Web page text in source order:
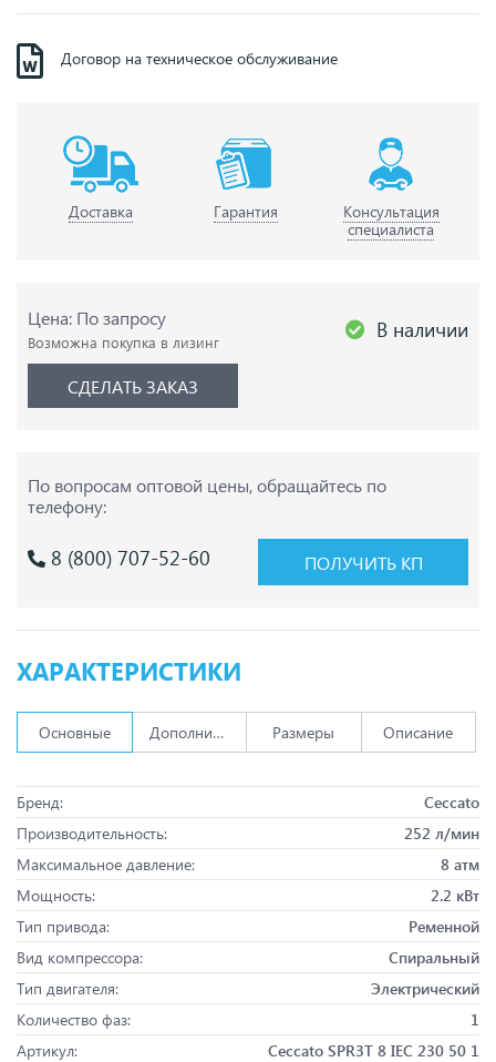
Договор на техническое обслуживание
Доставка Гарантия
Консультация
специалиста
Цена: По запросу
Возможна покупка в лизинг В наличии
СДЕЛАТЬ ЗАКАЗ
По вопросам оптовой цены,обращайтесь по
телефону:
8 (800) 707-52-60 ПОЛУЧИТЬ КП
ХАРАКТЕРИСТИКИ
Основные Дополнительно Размеры Описание
Бренд:
Ceccato
Производительность:
252 л/мин
Максимальное давление:
8 атм
Мощность:
2.2 кВт
Тип привода:
Ременной
Вид компрессора:
Спиральный
Тип двигателя:
Электрический
Количество фаз:
1
Артикул:
Ceccato SPR3T 8 IEC 230 50 1